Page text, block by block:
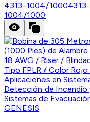
4313-1004/10004313-
1004/1000
GENESIS